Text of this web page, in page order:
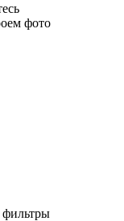
фото
фильтры